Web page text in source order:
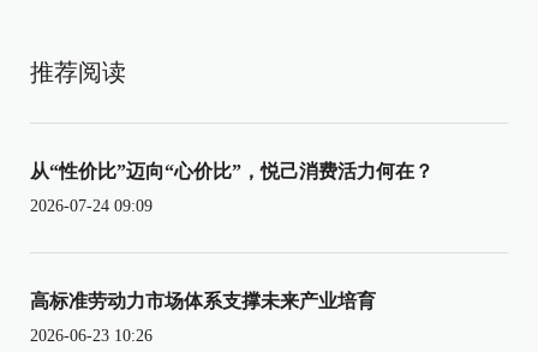
推荐阅读
从“性价比”迈向“心价比”，悦己消费活力何在？
2026-07-24 09:09
高标准劳动力市场体系支撑未来产业培育
2026-06-23 10:26